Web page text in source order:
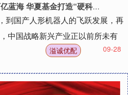
华夏基金打造“硬科技”新抓手
到国产人形机器人的飞跃发展，再
中国战略新兴产业正以前所未有
09-28
溢诚优配